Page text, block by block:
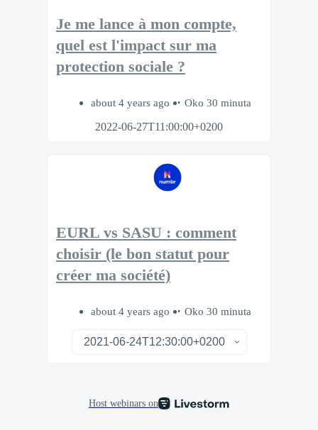
Je me lance à mon compte,
quel est l'impact sur ma
protection sociale ?
about 4 years ago
Oko 30 minuta
2022-06-27T11:00:00+0200
EURL vs SASU : comment
choisir (le bon statut pour
créer ma société)
about 4 years ago Oko 30 minuta
Host webinars on